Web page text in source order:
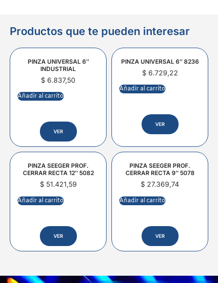
Productos que te pueden interesar
PINZA UNIVERSAL 6″
INDUSTRIAL
$ 6.837,50
Añadir al carrito
VER
PINZA UNIVERSAL 6″ 8236
$6.729,22
Añadir al carrito
VER
PINZA SEEGER PROF.
CERRAR RECTA 12″ 5082
$51.421,59
Añadir al carrito
VER
PINZA SEEGER PROF.
CERRAR RECTA 9″ 5078
$ 27.369,74
Añadir al carrito
VER